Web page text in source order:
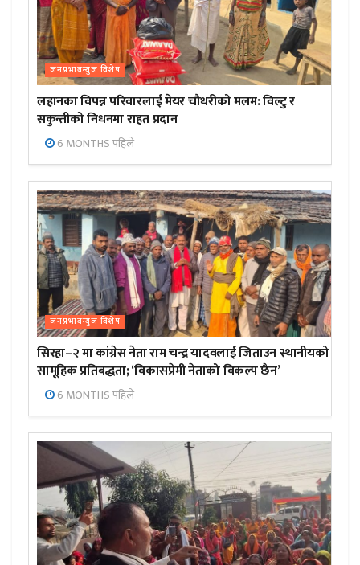
जनप्रभाबन्युज विशेष
लहानका विपन्न परिवारलाई मेयर चौधरीको मलम: विल्टु र
सकुन्तीको निधनमा राहत प्रदान
6 MONTHS पहिले
जनप्रभाबन्युज विशेष
सिरहा–२ मा कांग्रेस नेता राम चन्द्र यादवलाई जिताउन स्थानीयको
सामूहिक प्रतिबद्धता; ‘विकासप्रेमी नेताको विकल्प छैन’
6 MONTHS पहिले